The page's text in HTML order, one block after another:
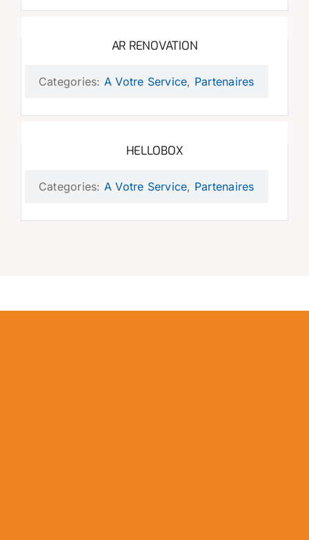
AR RENOVATION
Categories: A Votre Service, Partenaires
HELLOBOX
Categories: A Votre Service, Partenaires